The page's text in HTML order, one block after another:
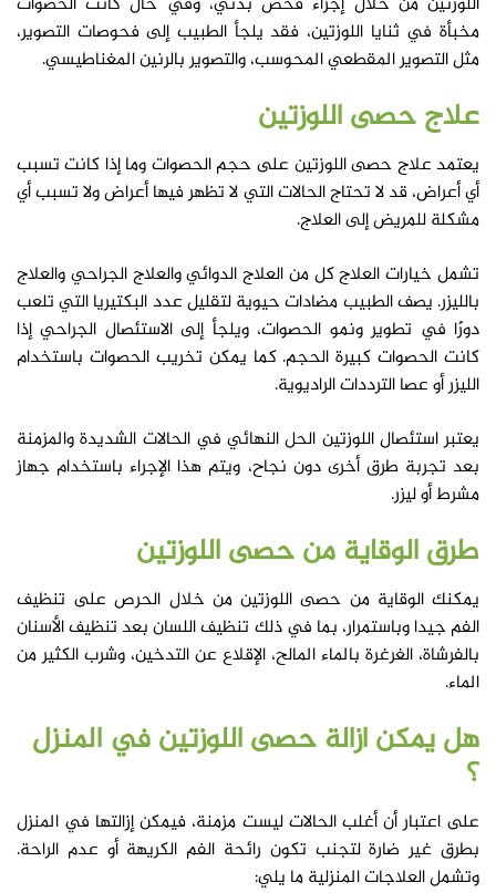
مخبأة في ثنايا اللوزتين، فقد يلجأ الطبيب إلى فحوصات التصوير،
مثل التصوير المقطعي المحوسب، والتصوير بالرنين المغناطيسي.
علاجحصى اللوزتين
يعتمد علاج حصى اللوزتين على حجم الحصوات وما إذا كانت تسبب
أي أعراض، قد لا تحتاج الحالات التي لا تظهر فيها أعراض ولا تسبب أي
مشكلة للمريض إلى العلاج.
تشمل خيارات العلاج كل من العلاج الدوائي والعلاج الجراحي والعلاج
بالليزر. يصف الطبيب مضادات حيوية لتقليل عدد البكتيريا التي تلعب
دورًا في تطوير ونمو الحصوات، ويلجأ إلى الاستئصال الجراحي إذا
كانت الحصوات كبيرة الحجم. كما يمكن تخريب الحصوات باستخدام
الليزر أو عصا الترددات الراديوية.
يعتبر استئصال اللوزتين الحل النهائي في الحالات الشديدة والمزمنة
بعد تجربة طرق أخرى دون نجاح، ويتم هذا الإجراء باستخدام جهاز
مشرط أو ليزر.
طرق الوقاية منحصى اللوزتين
يمكنك الوقاية من حصى اللوزتين من خلال الحرص على تنظيف
الفم جيدا وباستمرار، بما في ذلك تنظيف اللسان بعد تنظيف الأسنان
بالفرشاة، الغرغرة بالماء المالح، الإقلاع عن التدخين، وشرب الكثير من
الماء.
هل يمكن ازالة حصى اللوزتين في المنزل
؟
على اعتبار أن أغلب الحالات ليست مزمنة، فيمكن إزالتها في المنزل
بطرق غير ضارة لتجنب تكون رائحة الفم الكريهة أو عدم الراحة.
وتشمل العلاجات المنزلية ما يلي: